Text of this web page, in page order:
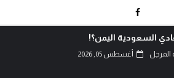
كربلاء.. انصال الكلمات..!
مدونة المرجل أغسطس 02, 2026